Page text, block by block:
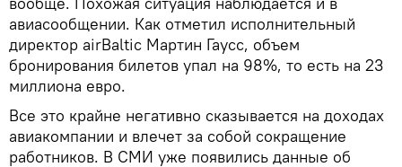
авиасообщении. Как отметил исполнительный
директор airBaltic Мартин Гаусс, объем
бронирования билетов упал на 98%, то есть на 23
миллиона евро.
Все это крайне негативно сказывается на доходах
авиакомпании и влечет за собой сокращение
работников. В СМИ уже появились данные об